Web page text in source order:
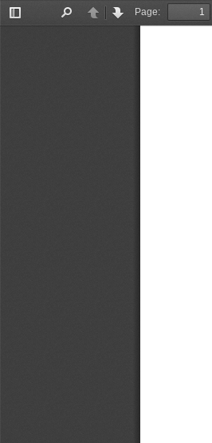
Toggle
PreviousNext
Page: